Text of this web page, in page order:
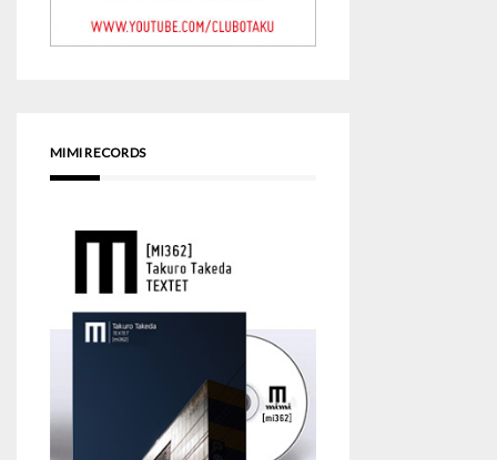
MIMI RECORDS